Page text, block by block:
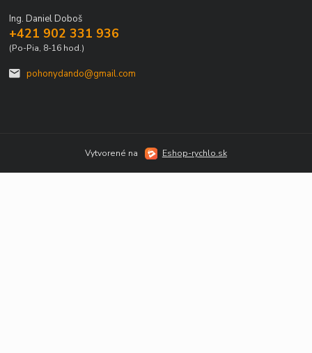
Ing. Daniel Doboš
+421 902 331 936
(Po-Pia, 8-16 hod.)
pohonydando@gmail.com
Vytvorené na Eshop-rychlo.sk